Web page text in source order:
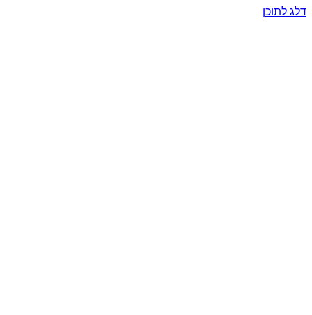
דלג לתוכן